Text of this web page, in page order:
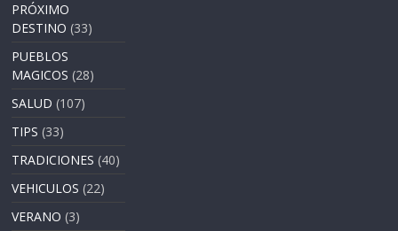
PRÓXIMO
DESTINO (33)
PUEBLOS
MAGICOS (28)
SALUD (107)
TIPS (33)
TRADICIONES (40)
VEHICULOS (22)
VERANO (3)